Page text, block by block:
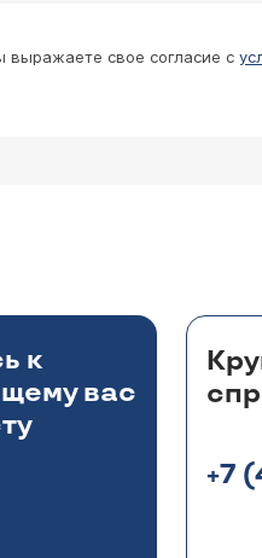
выражаете свое согласие с
к
вас
+7